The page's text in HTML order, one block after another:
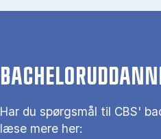
Har du spørgsmål til CBS'
læse mere her: